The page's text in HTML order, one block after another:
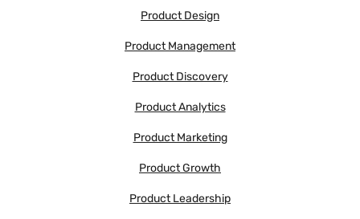
Product Design
Product Management
Product Discovery
Product Analytics
Product Marketing
Product Growth
Product Leadership